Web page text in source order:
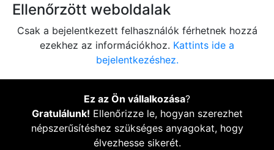
Ellenőrzött weboldalak
Csak a bejelentkezett felhasználók férhetnek hozzá
ezekhez az információkhoz. Kattints ide a
bejelentkezéshez.
Ez az Ön vállalkozása?
Gratulálunk! Ellenőrizze le, hogyan szerezhet
népszerűsítéshez szükséges anyagokat, hogy
élvezhesse sikerét.